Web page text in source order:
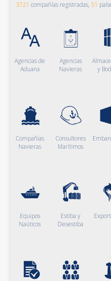
3721 compañías registradas, 51
Agencias de
Aduana
Agencias
Navieras
y
Compañías
Navieras
Consultores
Marítimos
Equipos
Naúticos
Estiba y
Desestiba